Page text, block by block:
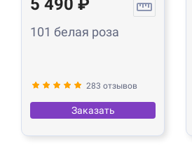
5 490 ₽
101 белая роза
283 отзывов
Заказать